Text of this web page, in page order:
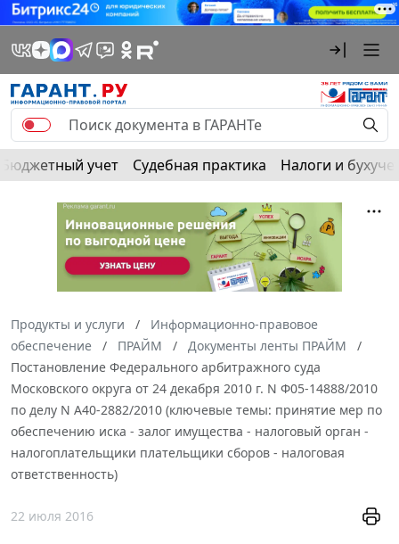
Бюджетный учет Судебная практика Налоги и
Продукты и услуги
Информационно-правовое
обеспечение
ПРАЙМ
Документы ленты ПРАЙМ
Постановление Федерального арбитражного суда
Московского округа от 24 декабря 2010 г. N Ф05-14888/2010
по делу N А40-2882/2010 (ключевые темы: принятие мер по
обеспечению иска - залог имущества - налоговый орган -
налогоплательщики плательщики сборов - налоговая
ответственность)
22 июля 2016